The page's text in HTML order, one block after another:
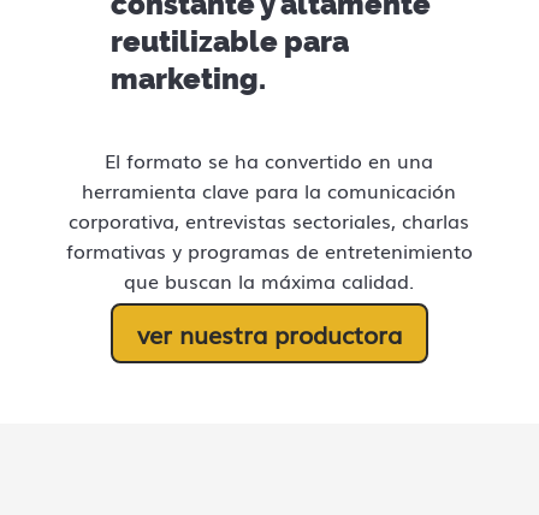
reutilizable para
marketing.
El formato se ha convertido en una
herramienta clave para la comunicación
corporativa, entrevistas sectoriales, charlas
formativas y programas de entretenimiento
que buscan la máxima calidad.
ver nuestra productora